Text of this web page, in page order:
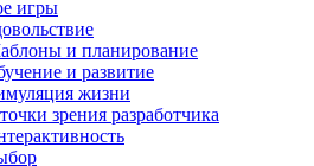
игры
и планирование
и развитие
жизни
зрения разработчика